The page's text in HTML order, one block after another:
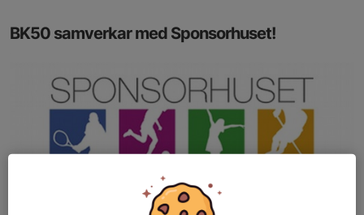
BK50 samverkar med Sponsorhuset!
Nu kan du stötta BK50 när du ska boka hotell eller göra inköp via